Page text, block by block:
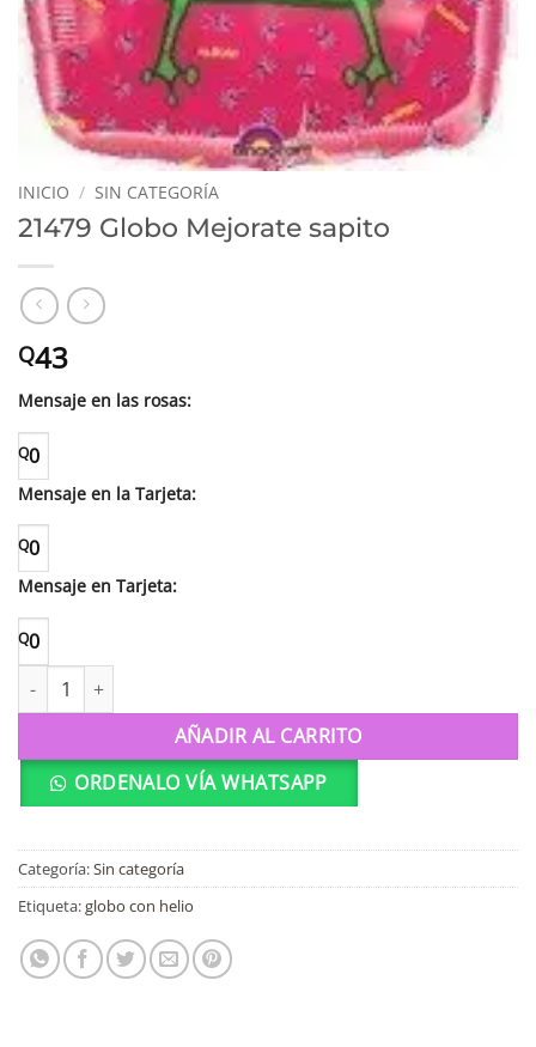
INICIO / SIN CATEGORÍA
21479 Globo Mejorate sapito
Q43
Mensaje en las rosas:
Q0
Mensaje en la Tarjeta:
Q0
Mensaje en Tarjeta:
Q0
21479 Globo Mejorate sapito cantidad
AÑADIR AL CARRITO
ORDENALO VÍA WHATSAPP
Categoría:Sin categoría
Etiqueta:globo con helio